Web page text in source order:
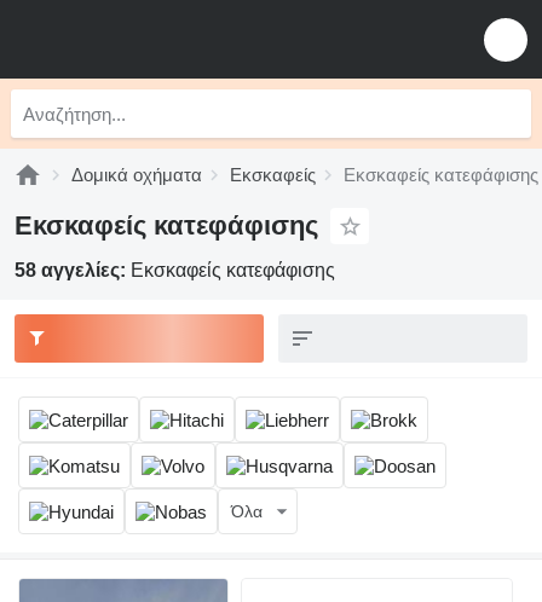
Δομικά οχήματα Εκσκαφείς Εκσκαφείς κατεφάφισης
Εκσκαφείς κατεφάφισης
58 αγγελίες: Εκσκαφείς κατεφάφισης
Όλα